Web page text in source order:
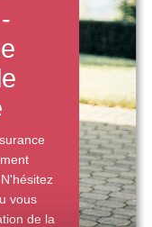
vous
de la